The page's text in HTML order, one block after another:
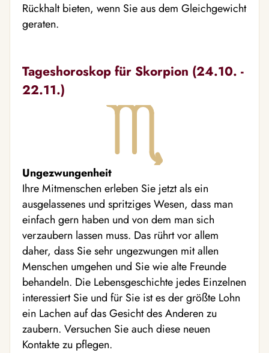
Rückhalt bieten, wenn Sie aus dem Gleichgewicht
geraten.
Tageshoroskop für Skorpion (24.10. -
22.11.)
Ungezwungenheit
Ihre Mitmenschen erleben Sie jetzt als ein
ausgelassenes und spritziges Wesen, dass man
einfach gern haben und von dem man sich
verzaubern lassen muss. Das rührt vor allem
daher, dass Sie sehr ungezwungen mit allen
Menschen umgehen und Sie wie alte Freunde
behandeln. Die Lebensgeschichte jedes Einzelnen
interessiert Sie und für Sie ist es der größte Lohn
ein Lachen auf das Gesicht des Anderen zu
zaubern. Versuchen Sie auch diese neuen
Kontakte zu pflegen.